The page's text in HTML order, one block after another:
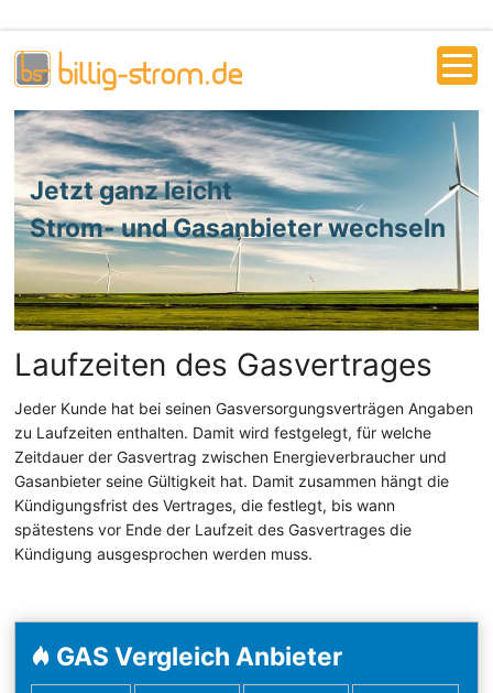
Jetzt ganz leicht
Strom- und Gasanbieter wechseln
Laufzeiten des Gasvertrages
Jeder Kunde hat bei seinen Gasversorgungsverträgen Angaben
zu Laufzeiten enthalten. Damit wird festgelegt, für welche
Zeitdauer der Gasvertrag zwischen Energieverbraucher und
Gasanbieter seine Gültigkeit hat. Damit zusammen hängt die
Kündigungsfrist des Vertrages, die festlegt, bis wann
spätestens vor Ende der Laufzeit des Gasvertrages die
Kündigung ausgesprochen werden muss.
GAS Vergleich Anbieter